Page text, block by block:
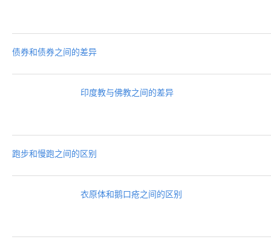
债券和债券之间的差异
印度教与佛教之间的差异
跑步和慢跑之间的区别
衣原体和鹅口疮之间的区别